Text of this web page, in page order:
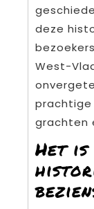
deze
West-
grachten
Het